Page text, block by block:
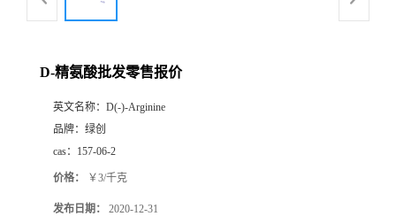
D-精氨酸批发零售报价
英文名称： D(-)-Arginine
品牌： 绿创
cas： 157-06-2
价格： ￥3/千克
发布日期： 2020-12-31